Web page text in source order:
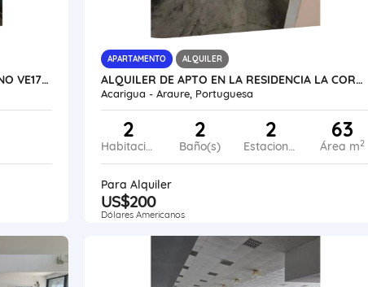
LOCAL EN CALLE LIBERTAD DE CARUPANO VE17-157CPNO-OVEL
APARTAMENTO ALQUILER
ALQUILER DE APTO EN LA RESIDENCIA LA CORTEZA VE24-003LC-MRAM
Acarigua - Araure, Portuguesa
2
Habitaciones
2
Baño(s)
2
Estacionamiento
63
Área m2
Para Alquiler
US$200
Dólares Americanos